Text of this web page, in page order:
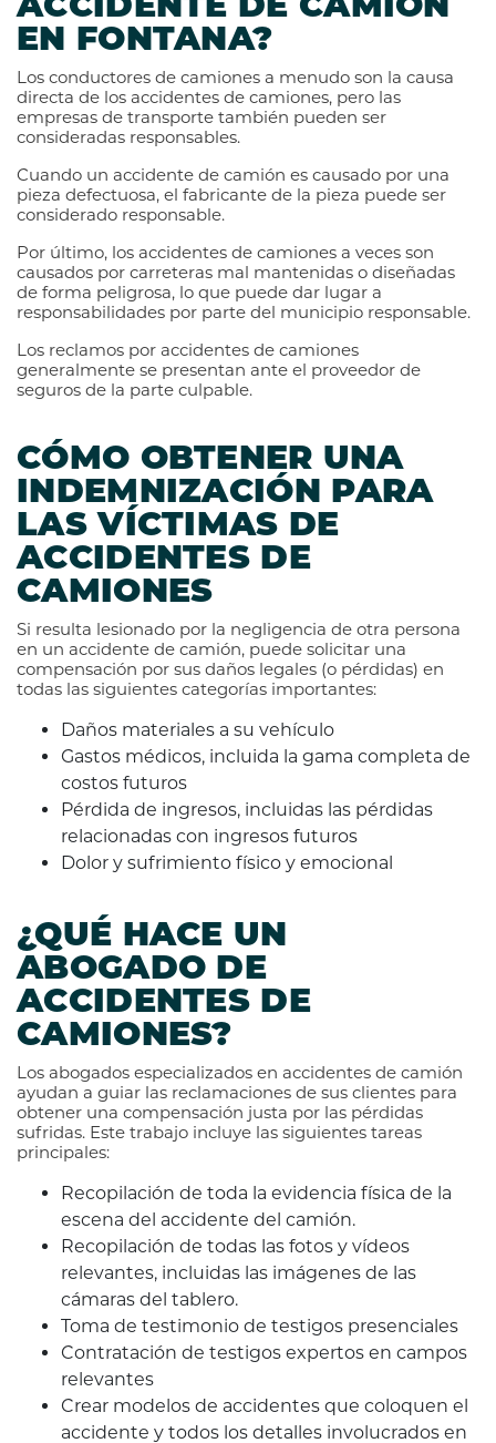
ACCIDENTE DE CAMIÓN
EN FONTANA?
Los conductores de camiones a menudo son la causa
directa de los accidentes de camiones, pero las
empresas de transporte también pueden ser
consideradas responsables.
Cuando un accidente de camión es causado por una
pieza defectuosa, el fabricante de la pieza puede ser
considerado responsable.
Por último, los accidentes de camiones a veces son
causados por carreteras mal mantenidas o diseñadas
de forma peligrosa, lo que puede dar lugar a
responsabilidades por parte del municipio responsable.
Los reclamos por accidentes de camiones
generalmente se presentan ante el proveedor de
seguros de la parte culpable.
CÓMO OBTENER UNA
INDEMNIZACIÓN PARA
LAS VÍCTIMAS DE
ACCIDENTES DE
CAMIONES
Si resulta lesionado por la negligencia de otra persona
en un accidente de camión, puede solicitar una
compensación por sus daños legales (o pérdidas) en
todas las siguientes categorías importantes:
Daños materiales a su vehículo
Gastos médicos, incluida la gama completa de
costos futuros
Pérdida de ingresos, incluidas las pérdidas
relacionadas con ingresos futuros
Dolor y sufrimiento físico y emocional
¿QUÉ HACE UN
ABOGADO DE
ACCIDENTES DE
CAMIONES?
Los abogados especializados en accidentes de camión
ayudan a guiar las reclamaciones de sus clientes para
obtener una compensación justa por las pérdidas
sufridas. Este trabajo incluye las siguientes tareas
principales:
Recopilación de toda la evidencia física de la
escena del accidente del camión.
Recopilación de todas las fotos y vídeos
relevantes, incluidas las imágenes de las
cámaras del tablero.
Toma de testimonio de testigos presenciales
Contratación de testigos expertos en campos
relevantes
Crear modelos de accidentes que coloquen el
accidente y todos los detalles involucrados en